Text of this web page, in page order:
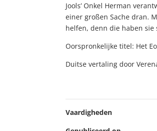
Jools’ Onkel Herman
einer großen Sache dran.
helfen, denn die haben sie
Oorspronkelijke titel: Het
Duitse vertaling door
Vaardigheden